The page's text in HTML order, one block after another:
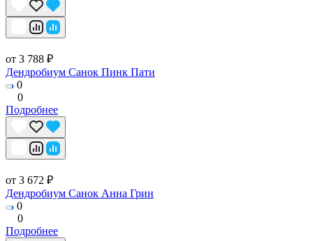
от 3 788 ₽
Дендробиум Санок Пинк Пати
0
0
Подробнее
от 3 672 ₽
Дендробиум Санок Анна Грин
0
0
Подробнее